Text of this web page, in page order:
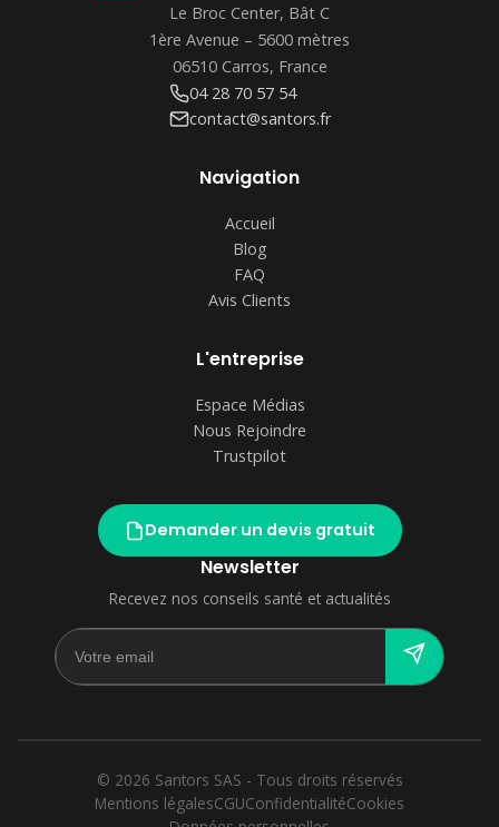
Le Broc Center, Bât C
1ère Avenue – 5600 mètres
06510 Carros, France
04 28 70 57 54
contact@santors.fr
Navigation
Accueil
Blog
FAQ
Avis Clients
L'entreprise
Espace Médias
Nous Rejoindre
Trustpilot
Demander un devis gratuit
Newsletter
Recevez nos conseils santé et actualités
© 2026 Santors SAS - Tous droits réservés
Mentions légalesCGUConfidentialitéCookies